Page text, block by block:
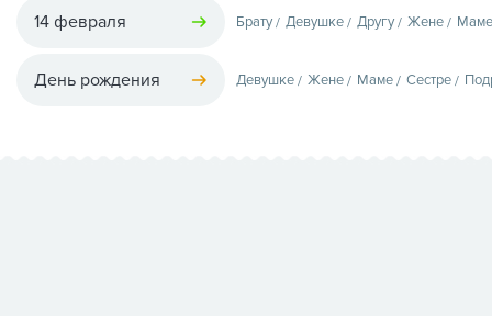
14 февраля Брату Девушке Другу Жене Маме
День рождения Девушке Жене Маме Сестре